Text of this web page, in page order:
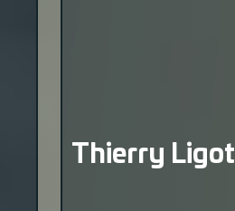
Thierry Ligot